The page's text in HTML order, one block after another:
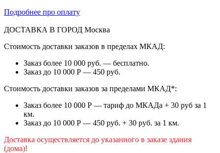
Подробнее про оплату
ДОСТАВКА В ГОРОД Москва
Стоимость доставки заказов в пределах МКАД:
Заказ более 10 000 руб. — бесплатно.
Заказ до 10 000 Р — 450 руб.
Стоимость доставки заказов за пределами МКАД*:
Заказ более 10 000 Р — тариф до МКАДа + 30 руб за 1
км.
Заказ до 10 000 Р — 450 руб. + 30 руб. за 1 км.
Доставка осуществляется до указанного в заказе здания
(дома)!